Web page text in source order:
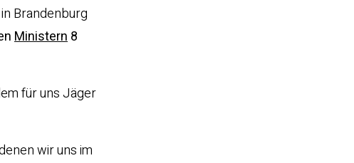
Brandenburg
Ministern8
für uns Jäger
wir uns im